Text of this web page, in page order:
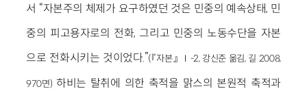
서 “자본주의 체제가 요구하였던 것은 민중의 예속상태, 민
중의 피고용자로의 전화, 그리고 민중의 노동수단을 자본
으로 전화시키는 것이었다.”(『자본』 Ⅰ-2, 강신준 옮김, 길 2008,
970면) 하비는 탈취에 의한 축적을 맑스의 본원적 축적과